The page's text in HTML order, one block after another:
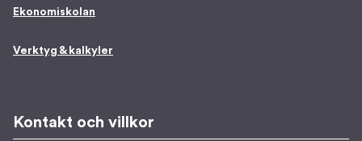
Ekonomiskolan
Verktyg & kalkyler
Kontakt och villkor